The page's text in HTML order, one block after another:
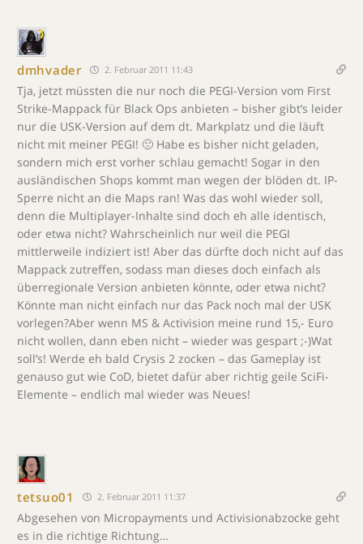
dmhvader 2. Februar 2011 11:43
Tja, jetzt müssten die nur noch die PEGI-Version vom First
Strike-Mappack für Black Ops anbieten – bisher gibt’s leider
nur die USK-Version auf dem dt. Markplatz und die läuft
nicht mit meiner PEGI! 🙁 Habe es bisher nicht geladen,
sondern mich erst vorher schlau gemacht! Sogar in den
ausländischen Shops kommt man wegen der blöden dt. IP-
Sperre nicht an die Maps ran! Was das wohl wieder soll,
denn die Multiplayer-Inhalte sind doch eh alle identisch,
oder etwa nicht? Wahrscheinlich nur weil die PEGI
mittlerweile indiziert ist! Aber das dürfte doch nicht auf das
Mappack zutreffen, sodass man dieses doch einfach als
überregionale Version anbieten könnte, oder etwa nicht?
Könnte man nicht einfach nur das Pack noch mal der USK
vorlegen?Aber wenn MS & Activision meine rund 15,- Euro
nicht wollen, dann eben nicht – wieder was gespart ;-)Wat
soll’s! Werde eh bald Crysis 2 zocken – das Gameplay ist
genauso gut wie CoD, bietet dafür aber richtig geile SciFi-
Elemente – endlich mal wieder was Neues!
tetsuo01 2. Februar 2011 11:37
Abgesehen von Micropayments und Activisionabzocke geht
es in die richtige Richtung…